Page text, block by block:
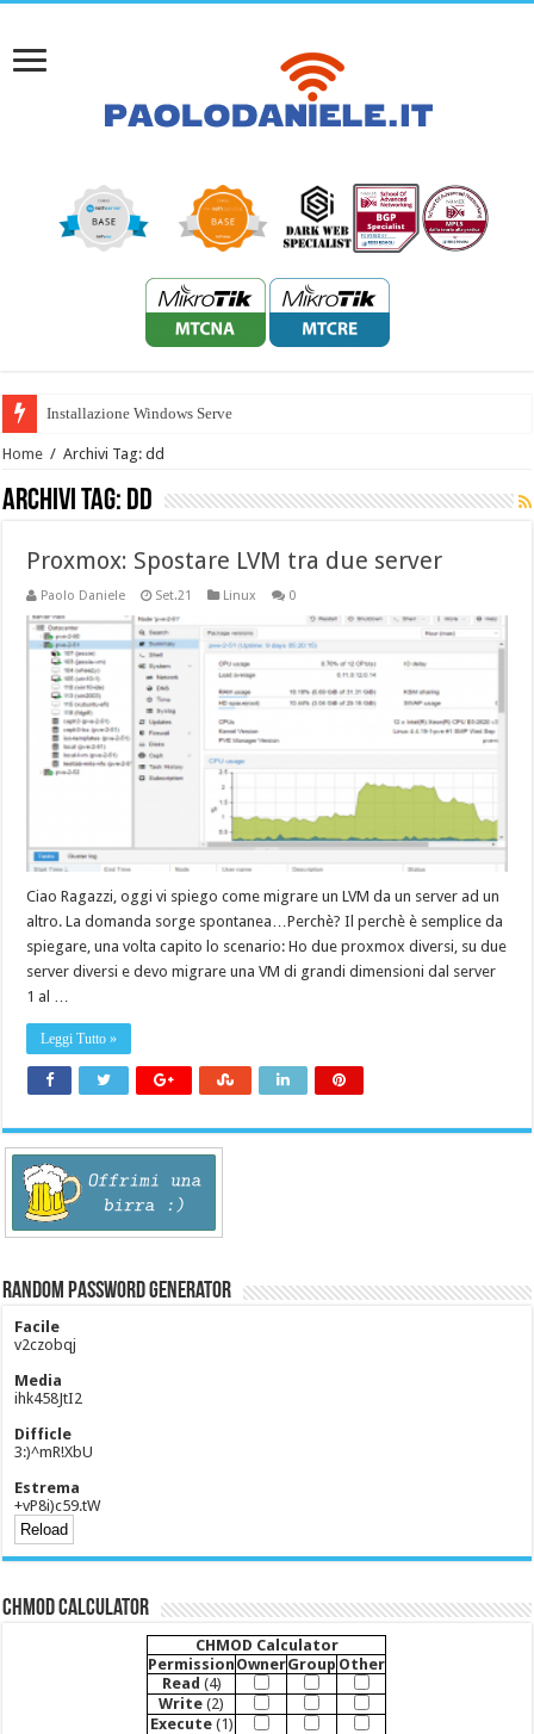
Installazione Windows Server 2022
Home / Archivi Tag: dd
Archivi Tag: dd
Proxmox: Spostare LVM tra due server
Paolo Daniele Set.21 Linux 0
Ciao Ragazzi, oggi vi spiego come migrare un LVM da un server ad un
altro. La domanda sorge spontanea…Perchè? Il perchè è semplice da
spiegare, una volta capito lo scenario: Ho due proxmox diversi, su due
server diversi e devo migrare una VM di grandi dimensioni dal server
1 al …
Leggi Tutto »
Random Password Generator
Facile
v2czobqj
Media
ihk458JtI2
Difficle
3:)^mR!XbU
Estrema
+vP8i)c59.tW
CHMOD Calculator
CHMOD Calculator
Permission OwnerGroup Other
Read (4)
Write (2)
Execute(1)